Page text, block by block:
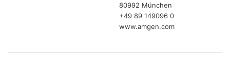
80992 München
+49 89 149096 0
www.amgen.com